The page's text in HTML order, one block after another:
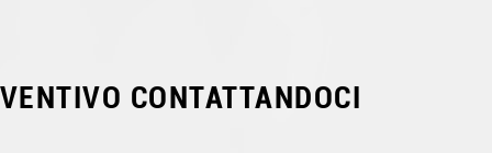
CONTATTANDOCI